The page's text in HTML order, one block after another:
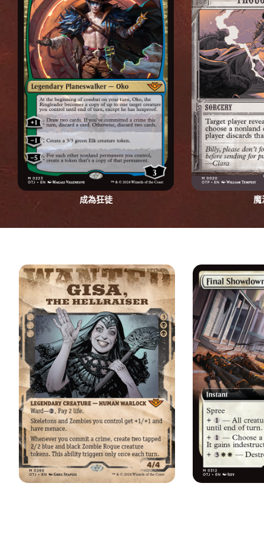
成為狂徒 魔